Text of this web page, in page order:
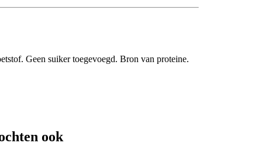
Geen suiker toegevoegd. Bron van proteine.
ook